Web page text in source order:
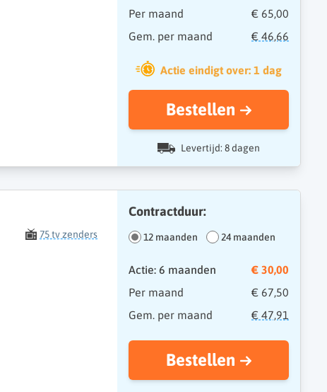
Per maand
€ 65,00
Gem. per maand
€ 46,66
Actie eindigt over: 1 dag
Bestellen
Levertijd: 8 dagen
75 tv zenders
Contractduur:
12 maanden 24 maanden
Actie: 6 maanden
€ 30,00
Per maand
€ 67,50
Gem. per maand
€ 47,91
Bestellen